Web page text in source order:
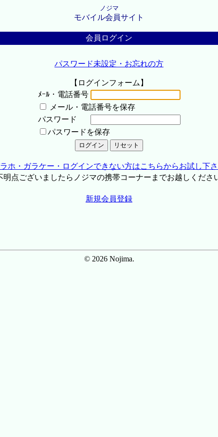
ノジマ
モバイル会員サイト
会員ログイン
パスワード未設定・お忘れの方
【ログインフォーム】
ﾒｰﾙ・電話番号
メール・電話番号を保存
パスワード
パスワードを保存
ホ・ガラケー・ログインできない方はこちらからお試し下
点ございましたらノジマの携帯コーナーまでお越しくださ
新規会員登録
© 2026 Nojima.